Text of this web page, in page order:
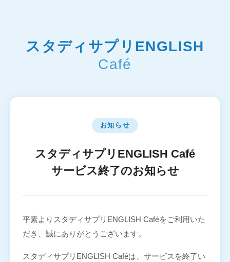
スタディサプリENGLISH
Café
お知らせ
スタディサプリENGLISH Café
サービス終了のお知らせ
平素よりスタディサプリENGLISH Caféをご利用いた
だき、誠にありがとうございます。
スタディサプリENGLISH Caféは、サービスを終了い